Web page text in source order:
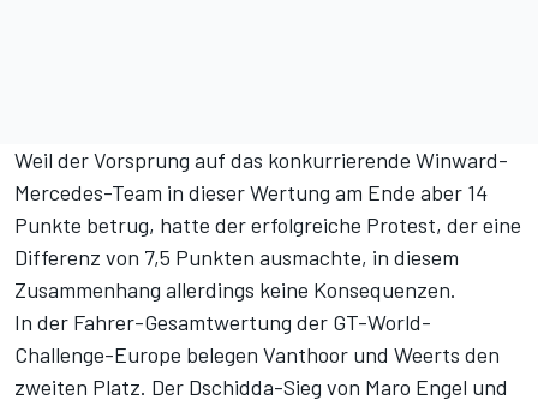
Weil der Vorsprung auf das konkurrierende Winward-
Mercedes-Team in dieser Wertung am Ende aber 14
Punkte betrug, hatte der erfolgreiche Protest, der eine
Differenz von 7,5 Punkten ausmachte, in diesem
Zusammenhang allerdings keine Konsequenzen.
In der Fahrer-Gesamtwertung der GT-World-
Challenge-Europe belegen Vanthoor und Weerts den
zweiten Platz. Der Dschidda-Sieg von Maro Engel und